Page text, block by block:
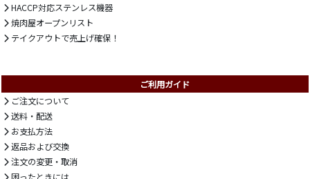
HACCP対応ステンレス機器
焼肉屋オープンリスト
テイクアウトで売上げ確保！
ご利用ガイド
ご注文について
送料・配送
お支払方法
返品および交換
注文の変更・取消